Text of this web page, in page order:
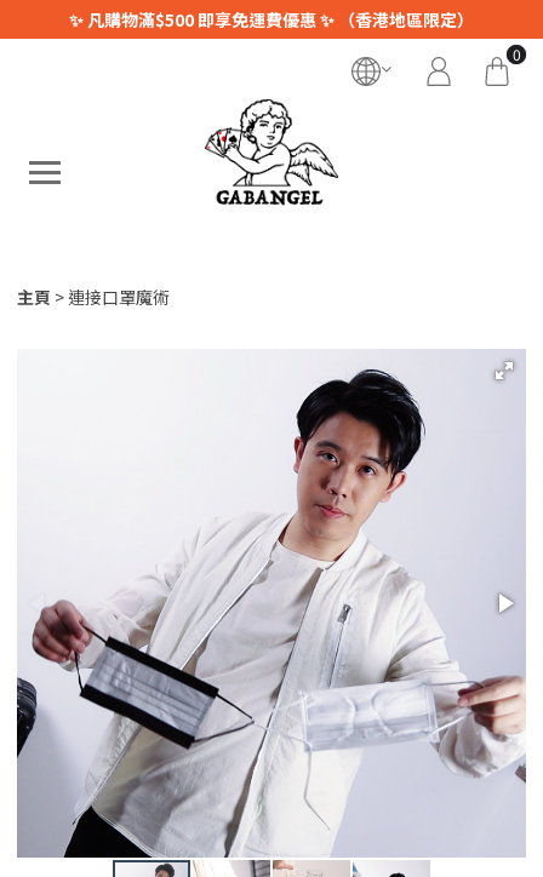
✨ 凡購物滿$500 即享免運費優惠 ✨ （香港地區限定）
0
主頁 連接口罩魔術